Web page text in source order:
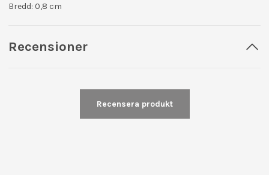
Bredd: 0,8 cm
Recensioner
Recensera produkt